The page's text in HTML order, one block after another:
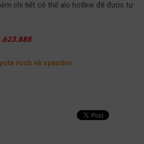
chi tiết có thể alo hotline để được tư
rush và xpander